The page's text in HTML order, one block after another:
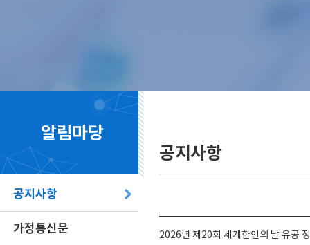
알림마당
공지사항
가정통신문
공지사항
2026년 제20회 세계한인의 날 유공